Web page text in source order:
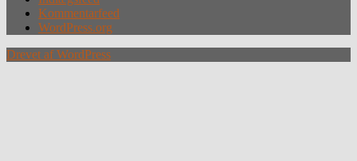
Kommentarfeed
WordPress.org
Drevet af WordPress